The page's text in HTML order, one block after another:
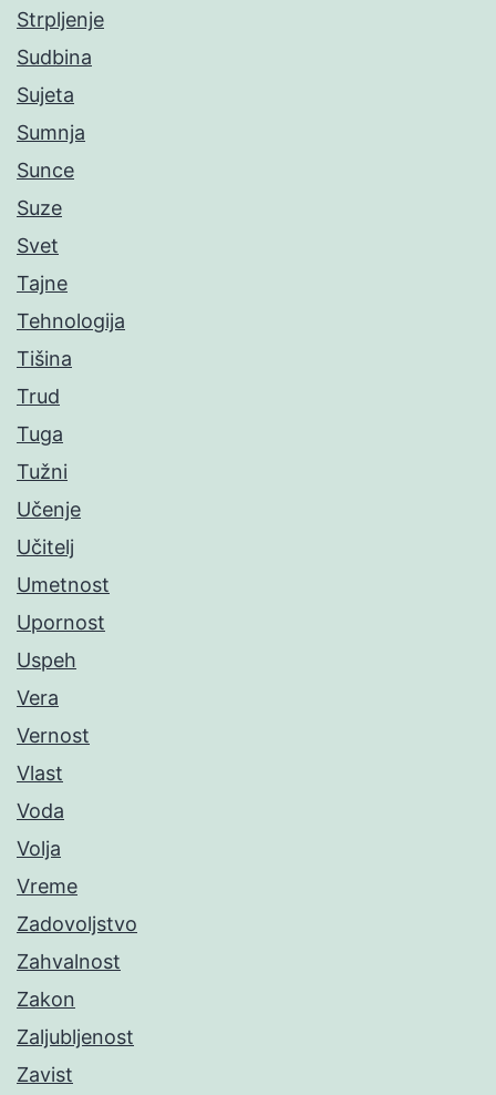
Strpljenje
Sudbina
Sujeta
Sumnja
Sunce
Suze
Svet
Tajne
Tehnologija
Tišina
Trud
Tuga
Tužni
Učenje
Učitelj
Umetnost
Upornost
Uspeh
Vera
Vernost
Vlast
Voda
Volja
Vreme
Zadovoljstvo
Zahvalnost
Zakon
Zaljubljenost
Zavist